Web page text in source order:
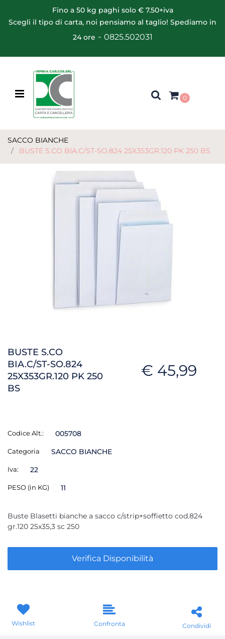
Fino a 50 kg paghi solo € 7.50+iva
Scegli il tipo di carta, noi pensiamo al taglio! Spediamo in
24 ore - 0825.502031
Open menu
0
SACCO BIANCHE
BUSTE S.CO BIA.C/ST-SO.824 25X353GR.120 PK 250 BS
BUSTE S.CO
BIA.C/ST-SO.824
25X353GR.120 PK 250
BS
€ 45,99
Codice Alt.: 005708
Categoria SACCO BIANCHE
Iva: 22
PESO (in KG) 11
Buste Blasetti bianche a sacco c/strip+soffietto cod.824
gr.120 25x35,3 sc 250
Verifica Disponibilità
Wishlist Confronta Condividi